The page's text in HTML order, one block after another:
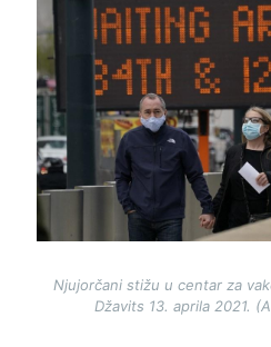
Njujorčani stižu u centar za
Džavits 13. aprila 2021.